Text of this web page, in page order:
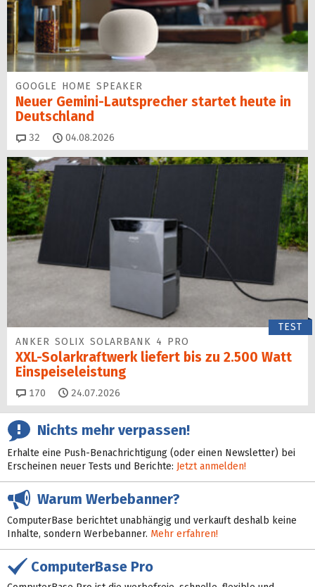
GOOGLE HOME SPEAKER
Neuer Gemini-Laut­spre­cher startet heu­te in
Deutschland
32 Kommentare
04.08.2026
TEST
ANKER SOLIX SOLARBANK 4 PRO
XXL-Solarkraftwerk liefert bis zu 2.500 Watt
Einspeise­leistung
170 Kommentare
24.07.2026
Nichts mehr verpassen!
Erhalte eine Push-Benachrichtigung (oder einen Newsletter) bei
Erscheinen neuer Tests und Berichte: Jetzt anmelden!
Warum Werbebanner?
ComputerBase berichtet unabhängig und verkauft deshalb keine
Inhalte, sondern Werbebanner. Mehr erfahren!
ComputerBase Pro